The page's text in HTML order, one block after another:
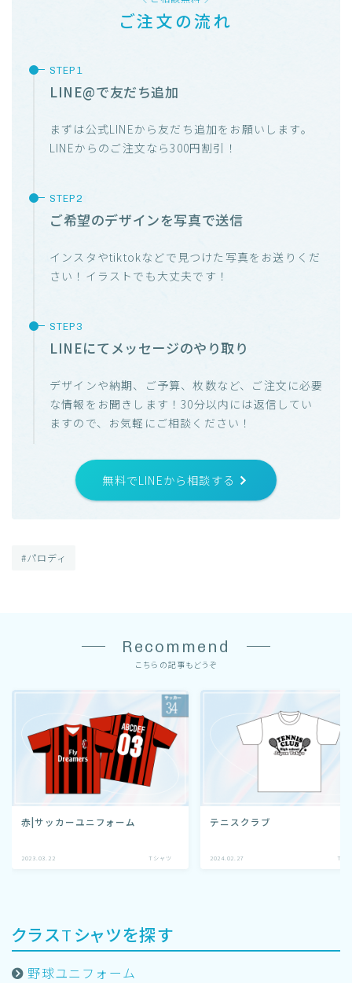
ご注文の流れ
LINE@で友だち追加
まずは公式LINEから友だち追加をお願いします。
LINEからのご注文なら300円割引！
ご希望のデザインを写真で送信
インスタやtiktokなどで見つけた写真をお送りくだ
さい！イラストでも大丈夫です！
LINEにてメッセージのやり取り
デザインや納期、ご予算、枚数など、ご注文に必要
な情報をお聞きします！30分以内には返信してい
ますので、お気軽にご相談ください！
無料でLINEから相談する
#パロディ
Recommend
こちらの記事もどうぞ
赤|サッカーユニフォーム
2023.03.22 Tシャツ
テニスクラブ
2024.02.27 Tシ
クラスTシャツを探す
野球ユニフォーム